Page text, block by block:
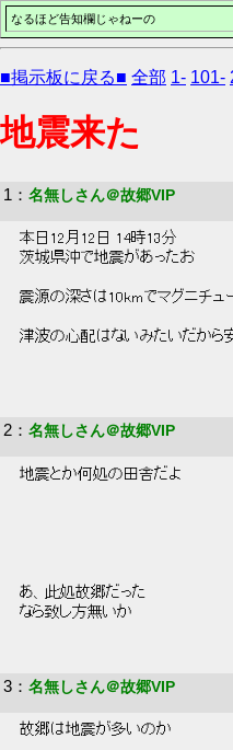
なるほど告知欄じゃねーの
■掲示板に戻る■ 全部 1- 101-
地震来た
1 ： 名無しさん＠故郷VIP
本日12月12日 14時13分
茨城県沖で地震があったお
震源の深さは10kmでマグニチュ
津波の心配はないみたいだから
2 ： 名無しさん＠故郷VIP
地震とか何処の田舎だよ
あ、此処故郷だった
なら致し方無いか
3 ： 名無しさん＠故郷VIP
故郷は地震が多いのか